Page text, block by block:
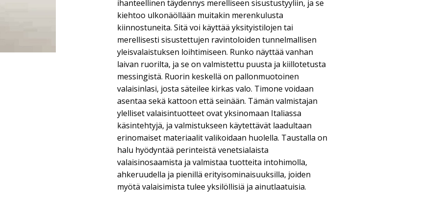
ihanteellinen täydennys merelliseen sisustustyyliin, ja se
kiehtoo ulkonäöllään muitakin merenkulusta
kiinnostuneita. Sitä voi käyttää yksityistilojen tai
merellisesti sisustettujen ravintoloiden tunnelmallisen
yleisvalaistuksen loihtimiseen. Runko näyttää vanhan
laivan ruorilta, ja se on valmistettu puusta ja kiillotetusta
messingistä. Ruorin keskellä on pallonmuotoinen
valaisinlasi, josta säteilee kirkas valo. Timone voidaan
asentaa sekä kattoon että seinään. Tämän valmistajan
ylelliset valaisintuotteet ovat yksinomaan Italiassa
käsintehtyjä, ja valmistukseen käytettävät laadultaan
erinomaiset materiaalit valikoidaan huolella. Taustalla on
halu hyödyntää perinteistä venetsialaista
valaisinosaamista ja valmistaa tuotteita intohimolla,
ahkeruudella ja pienillä erityisominaisuuksilla, joiden
myötä valaisimista tulee yksilöllisiä ja ainutlaatuisia.